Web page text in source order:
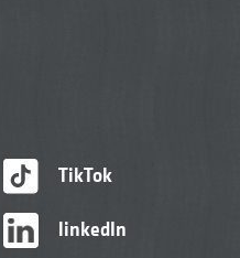
TikTok
linkedIn